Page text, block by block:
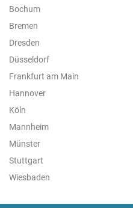
Bochum
Bremen
Dresden
Düsseldorf
Frankfurt am Main
Hannover
Köln
Mannheim
Münster
Stuttgart
Wiesbaden